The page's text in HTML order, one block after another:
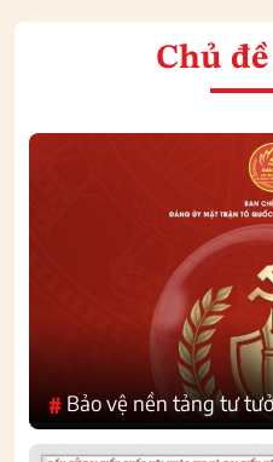
Chủ
# Bảo vệ nền tảng tư